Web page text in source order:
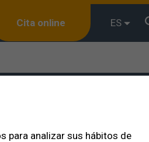
Cita online ES
para analizar sus hábitos de